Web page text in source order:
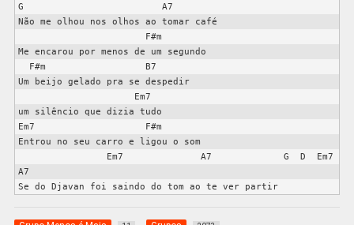
G                         A7
Não me olhou nos olhos ao tomar café
Me encarou por menos de um segundo
Um beijo gelado pra se despedir
um silêncio que dizia tudo
Em7                    F#m
Entrou no seu carro e ligou o som
A7
Se do Djavan foi saindo do tom ao te ver partir